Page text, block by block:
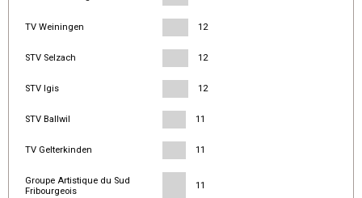
TV Weiningen 12
STV Selzach 12
STV Igis 12
STV Ballwil 11
TV Gelterkinden 11
Groupe Artistique du Sud
Fribourgeois
11